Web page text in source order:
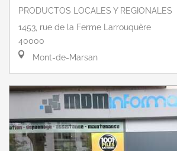
PRODUCTOS LOCALES Y REGIONALES
1453, rue de la Ferme Larrouquère
40000
Mont-de-Marsan